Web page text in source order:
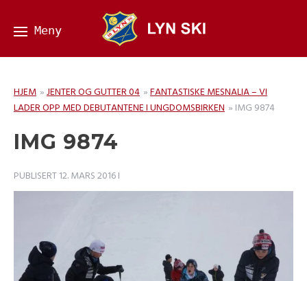
HJEM »JENTER OG GUTTER 04 »FANTASTISKE MESNALIA – VI
LADER OPP MED DEBUTANTENE I UNGDOMSBIRKEN » IMG 9874
IMG 9874
PUBLISERT12. MARS 2016I